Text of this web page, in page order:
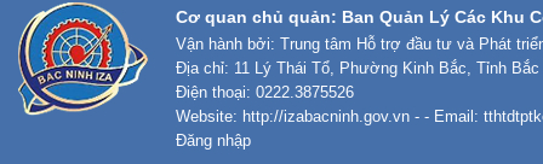
Cơ quan chủ quản: Ban Quản Lý Các Khu
Vận hành bởi: Trung tâm Hỗ trợ đầu tư và Phát
Địa chỉ: 11 Lý Thái Tổ, Phường Kinh Bắc, Tỉnh Bắc
Điện thoại: 0222.3875526
Website: http://izabacninh.gov.vn - - Email:
Đăng nhập